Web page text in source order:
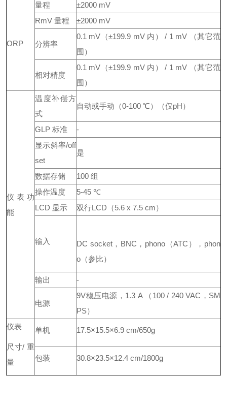
ORP
量程
±2000 mV
RmV 量程
±2000 mV
分辨率
0.1 mV（±199.9 mV 内） / 1 mV （其它范
围）
相对精度
0.1 mV（±199.9 mV 内） / 1 mV （其它范
围）
仪表功
能
温度补偿方
式
自动或手动（0-100 ℃）（仅pH）
GLP 标准
-
显示斜率/off
set
是
数据存储
100 组
操作温度
5-45 ℃
LCD 显示
双行LCD（5.6 x 7.5 cm）
输入
DC socket，BNC，phono（ATC），phon
o（参比）
输出 -
电源
9V稳压电源，1.3 A （100 / 240 VAC，SM
PS）
仪表
尺寸/ 重
量
单机 17.5×15.5×6.9 cm/650g
包装 30.8×23.5×12.4 cm/1800g